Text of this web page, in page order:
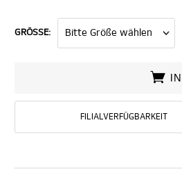
GRÖSSE:
FILIALVERFÜGBARKEIT